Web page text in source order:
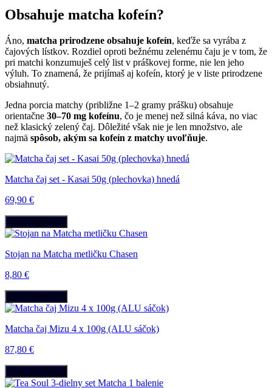
Obsahuje matcha kofeín?
Áno, matcha prirodzene obsahuje kofeín, keďže sa vyrába z
čajových lístkov. Rozdiel oproti bežnému zelenému čaju je v tom, že
pri matchi konzumuješ celý list v práškovej forme, nie len jeho
výluh. To znamená, že prijímaš aj kofeín, ktorý je v liste prirodzene
obsiahnutý.
Jedna porcia matchy (približne 1–2 gramy prášku) obsahuje
orientačne 30–70 mg kofeínu, čo je menej než silná káva, no viac
než klasický zelený čaj. Dôležité však nie je len množstvo, ale
najmä spôsob, akým sa kofeín z matchy uvoľňuje.
Matcha čaj set - Kasai 50g (plechovka) hnedá
69,90 €
Viac informácií
Stojan na Matcha metličku Chasen
8,80 €
Viac informácií
Matcha čaj Mizu 4 x 100g (ALU sáčok)
87,80 €
Viac informácií